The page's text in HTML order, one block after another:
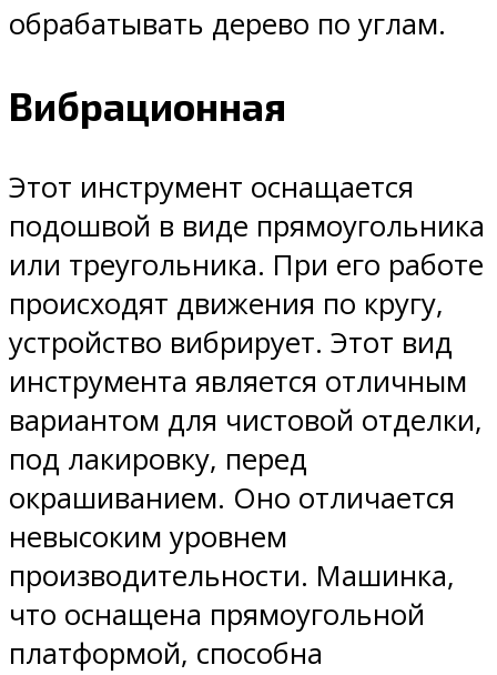
обрабатывать дерево по углам.
Вибрационная
Этот инструмент оснащается
подошвой в виде прямоугольника
или треугольника. При его работе
происходят движения по кругу,
устройство вибрирует. Этот вид
инструмента является отличным
вариантом для чистовой отделки,
под лакировку, перед
окрашиванием. Оно отличается
невысоким уровнем
производительности. Машинка,
что оснащена прямоугольной
платформой, способна